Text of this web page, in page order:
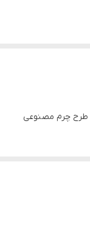
طرح چرم مصنوعی